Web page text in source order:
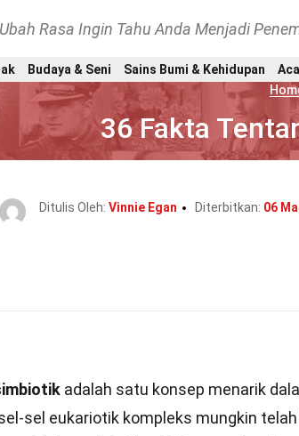
Ubah Rasa Ingin Tahu Anda Menjadi
Budaya & Seni Sains Bumi & Kehidupan
36 Fakta
Ditulis Oleh: Vinnie Egan Diterbitkan: 06
adalah satu konsep menarik
sel eukariotik kompleks mungkin